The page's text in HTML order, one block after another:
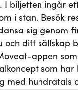
I biljetten ingår
i stan. Besök
sig genom
ditt sällskap
appen
som har
med hundratals